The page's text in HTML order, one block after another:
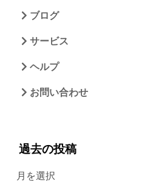
ブログ
サービス
ヘルプ
お問い合わせ
過去の投稿